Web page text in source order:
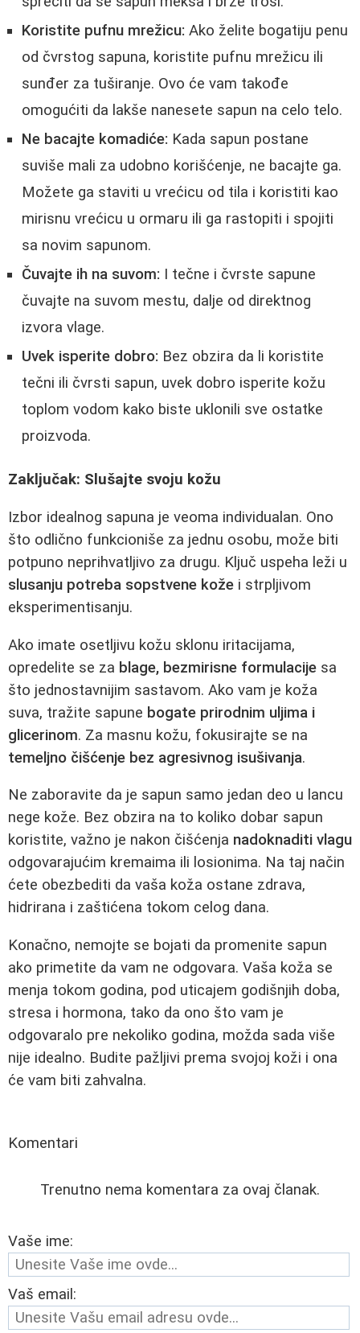
Koristite pufnu mrežicu: Ako želite bogatiju penu
od čvrstog sapuna, koristite pufnu mrežicu ili
sunđer za tuširanje. Ovo će vam takođe
omogućiti da lakše nanesete sapun na celo telo.
Ne bacajte komadiće: Kada sapun postane
suviše mali za udobno korišćenje, ne bacajte ga.
Možete ga staviti u vrećicu od tila i koristiti kao
mirisnu vrećicu u ormaru ili ga rastopiti i spojiti
sa novim sapunom.
Čuvajte ih na suvom: I tečne i čvrste sapune
čuvajte na suvom mestu, dalje od direktnog
izvora vlage.
Uvek isperite dobro: Bez obzira da li koristite
tečni ili čvrsti sapun, uvek dobro isperite kožu
toplom vodom kako biste uklonili sve ostatke
proizvoda.
Zaključak: Slušajte svoju kožu
Izbor idealnog sapuna je veoma individualan. Ono
što odlično funkcioniše za jednu osobu, može biti
potpuno neprihvatljivo za drugu. Ključ uspeha leži u
slusanju potreba sopstvene kože i strpljivom
eksperimentisanju.
Ako imate osetljivu kožu sklonu iritacijama,
opredelite se za blage, bezmirisne formulacije sa
što jednostavnijim sastavom. Ako vam je koža
suva, tražite sapune bogate prirodnim uljima i
glicerinom. Za masnu kožu, fokusirajte se na
temeljno čišćenje bez agresivnog isušivanja.
Ne zaboravite da je sapun samo jedan deo u lancu
nege kože. Bez obzira na to koliko dobar sapun
koristite, važno je nakon čišćenja nadoknaditi vlagu
odgovarajućim kremaima ili losionima. Na taj način
ćete obezbediti da vaša koža ostane zdrava,
hidrirana i zaštićena tokom celog dana.
Konačno, nemojte se bojati da promenite sapun
ako primetite da vam ne odgovara. Vaša koža se
menja tokom godina, pod uticajem godišnjih doba,
stresa i hormona, tako da ono što vam je
odgovaralo pre nekoliko godina, možda sada više
nije idealno. Budite pažljivi prema svojoj koži i ona
će vam biti zahvalna.
Komentari
Trenutno nema komentara za ovaj članak.
Vaše ime:
Vaš email: